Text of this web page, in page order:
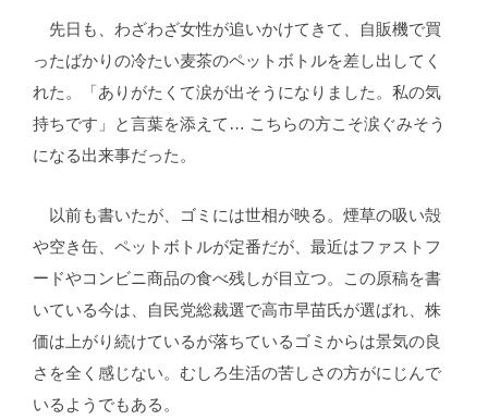
先日も、わざわざ女性が追いかけてきて、自販機で買
ったばかりの冷たい麦茶のペットボトルを差し出してく
れた。「ありがたくて涙が出そうになりました。私の気
持ちです」と言葉を添えて… こちらの方こそ涙ぐみそう
になる出来事だった。
以前も書いたが、ゴミには世相が映る。煙草の吸い殻
や空き缶、ペットボトルが定番だが、最近はファストフ
ードやコンビニ商品の食べ残しが目立つ。この原稿を書
いている今は、自民党総裁選で高市早苗氏が選ばれ、株
価は上がり続けているが落ちているゴミからは景気の良
さを全く感じない。むしろ生活の苦しさの方がにじんで
いるようでもある。